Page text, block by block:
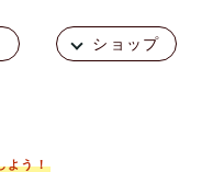
ショップ
よう！